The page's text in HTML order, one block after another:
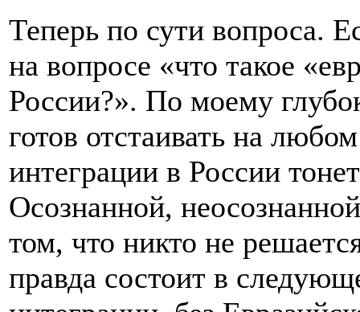
Теперь по сути вопроса.
на вопросе «что такое
России?». По моему
готов отстаивать на
интеграции в России
Осознанной,
том, что никто не
правда состоит в